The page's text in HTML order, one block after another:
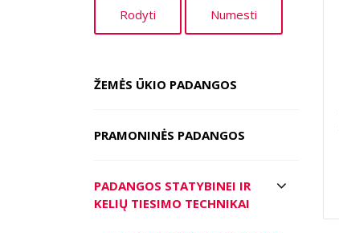
ŽEMĖS ŪKIO PADANGOS
PRAMONINĖS PADANGOS
PADANGOS STATYBINEI IR
KELIŲ TIESIMO TECHNIKAI